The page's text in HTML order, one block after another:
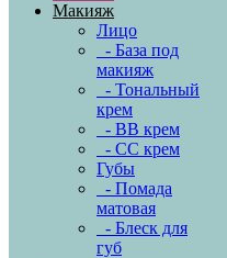
Макияж
Лицо
- База под
макияж
- Тональный
крем
- BB крем
- CC крем
Губы
- Помада
матовая
- Блеск для
губ